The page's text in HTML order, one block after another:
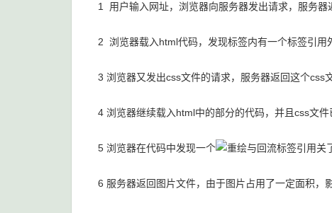
1 用户输入网址，浏览器向服务器发出请求，服务器
2 浏览器载入html代码，发现标签内有一个标签引用
3 浏览器又发出css文件的请求，服务器返回这个css
4 浏览器继续载入html中的部分的代码，并且css文
5 浏览器在代码中发现一个 标签引用关
6 服务器返回图片文件，由于图片占用了一定面积